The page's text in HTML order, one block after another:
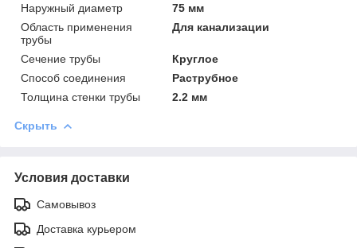
Наружный диаметр
75 мм
Область применения
трубы
Для канализации
Сечение трубы
Круглое
Способ соединения
Раструбное
Толщина стенки трубы
2.2 мм
Скрыть
Условия доставки
Самовывоз
Доставка курьером